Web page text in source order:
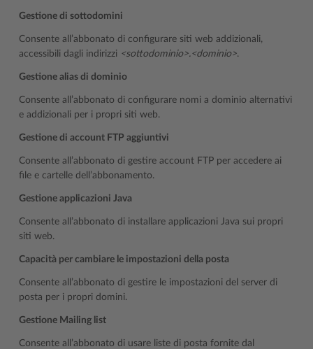
Gestione di sottodomini
Consente all’abbonato di configurare siti web addizionali,
accessibili dagli indirizzi <sottodominio>.<dominio>.
Gestione alias di dominio
Consente all’abbonato di configurare nomi a dominio alternativi
e addizionali per i propri siti web.
Gestione di account FTP aggiuntivi
Consente all’abbonato di gestire account FTP per accedere ai
file e cartelle dell’abbonamento.
Gestione applicazioni Java
Consente all’abbonato di installare applicazioni Java sui propri
siti web.
Capacità per cambiare le impostazioni della posta
Consente all’abbonato di gestire le impostazioni del server di
posta per i propri domini.
Gestione Mailing list
Consente all’abbonato di usare liste di posta fornite dal